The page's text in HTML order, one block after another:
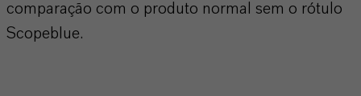
comparação com o produto normal sem o rótulo
Scopeblue.